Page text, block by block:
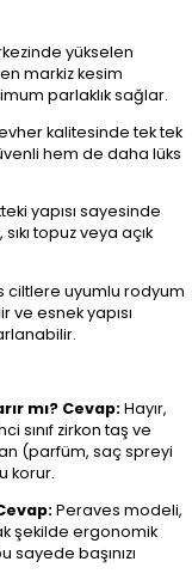
yükselen
markiz kesim
parlaklık sağlar.
kalitesinde tek tek
hem de daha lüks
yapısı sayesinde
topuz veya açık
ciltlere uyumlu rodyum
esnek yapısı
mı? Cevap:Hayır,
sınıf zirkon taş ve
(parfüm, saç spreyi
korur.
Peraves modeli,
şekilde ergonomik
sayede başınızı